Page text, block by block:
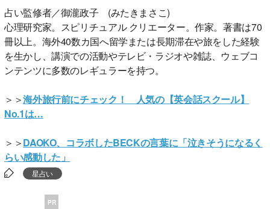
占い監修者／御瀧政子 (みたきまさこ)
心理研究家。スピリチュアル クリエーター。作家。著書は70
冊以上。海外40数カ国へ留学または長期滞在や旅をした経験
を生かし、講演での活動やテレビ・ラジオや雑誌、ウェブコ
ンテンツに多数のレギュラーを持つ。
＞＞海外旅行前にチェック！ 人気の【英会話スクール】
No.1は…
＞＞DAOKO、コラボしたBECKの言葉に「泣きそうになるく
らい感動した」
星占い
PR